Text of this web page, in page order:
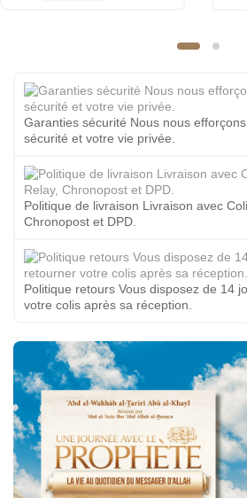
Garanties sécurité Nous nous
sécurité et votre vie privée.
Politique de livraison Livraison avec
Chronopost et DPD.
Politique retours Vous disposez de 14
votre colis après sa réception.